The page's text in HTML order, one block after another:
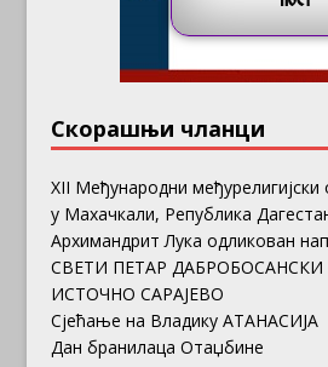
Скорашњи чланци
ХII Међународни
у Махачкали, Република
Архимандрит Лука одликован
СВЕТИ ПЕТАР ДАБРОБОСАНСКИ
ИСТОЧНО САРАЈЕВО
Сјећање на Владику АТАНАСИЈА
Дан бранилаца Отаџбине